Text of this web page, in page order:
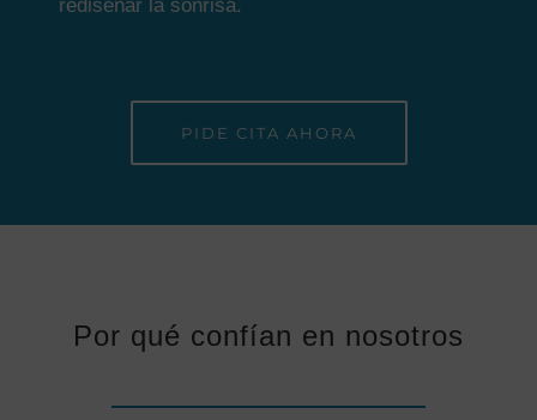
rediseñar la sonrisa.
PIDE CITA AHORA
Por qué confían en nosotros